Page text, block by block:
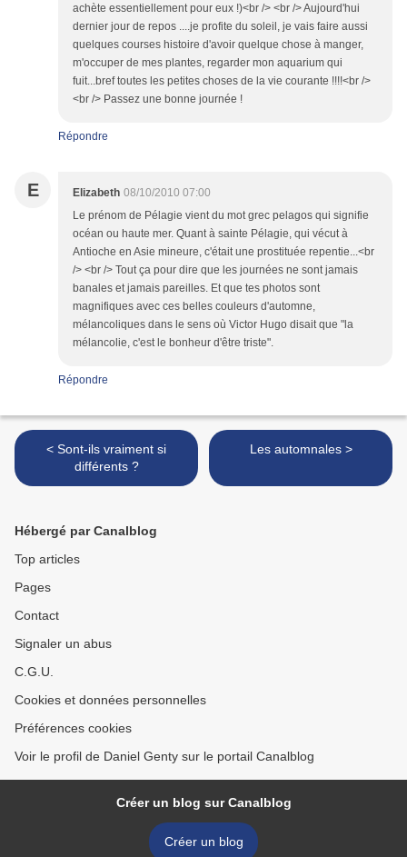
achète essentiellement pour eux !)<br /> <br /> Aujourd'hui
dernier jour de repos ....je profite du soleil, je vais faire aussi
quelques courses histoire d'avoir quelque chose à manger,
m'occuper de mes plantes, regarder mon aquarium qui
fuit...bref toutes les petites choses de la vie courante !!!!<br />
<br /> Passez une bonne journée !
Répondre
E Elizabeth 08/10/2010 07:00
Le prénom de Pélagie vient du mot grec pelagos qui signifie
océan ou haute mer. Quant à sainte Pélagie, qui vécut à
Antioche en Asie mineure, c'était une prostituée repentie...<br
/> <br /> Tout ça pour dire que les journées ne sont jamais
banales et jamais pareilles. Et que tes photos sont
magnifiques avec ces belles couleurs d'automne,
mélancoliques dans le sens où Victor Hugo disait que "la
mélancolie, c'est le bonheur d'être triste".
Répondre
< Sont-ils vraiment si
différents ?
Les automnales >
Hébergé par Canalblog
Top articles
Pages
Contact
Signaler un abus
C.G.U.
Cookies et données personnelles
Préférences cookies
Voir le profil de Daniel Genty sur le portail Canalblog
Créer un blog sur Canalblog
Créer un blog